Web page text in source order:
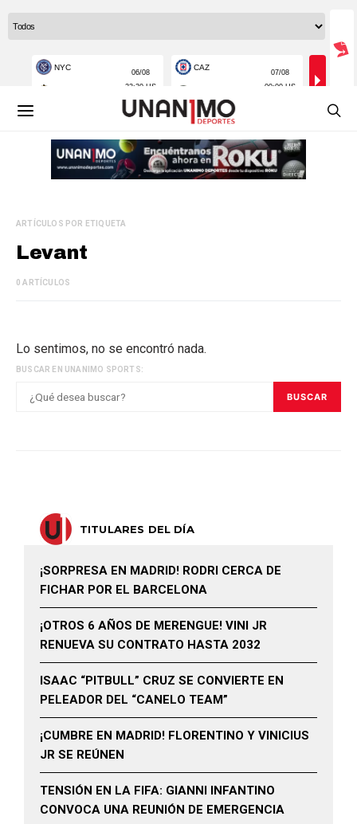
ARTÍCULOS POR ETIQUETA
Levant
0 ARTÍCULOS
Lo sentimos, no se encontró nada.
BUSCAR EN UNANIMO SPORTS:
BUSCAR
TITULARES DEL DÍA
¡SORPRESA EN MADRID! RODRI CERCA DE
FICHAR POR EL BARCELONA
¡OTROS 6 AÑOS DE MERENGUE! VINI JR
RENUEVA SU CONTRATO HASTA 2032
ISAAC “PITBULL” CRUZ SE CONVIERTE EN
PELEADOR DEL “CANELO TEAM”
¡CUMBRE EN MADRID! FLORENTINO Y VINICIUS
JR SE REÚNEN
TENSIÓN EN LA FIFA: GIANNI INFANTINO
CONVOCA UNA REUNIÓN DE EMERGENCIA